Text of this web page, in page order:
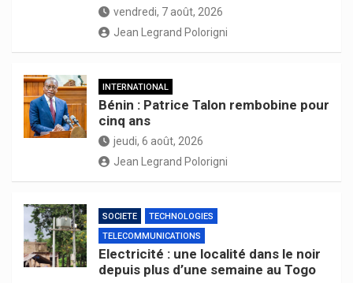
vendredi, 7 août, 2026
Jean Legrand Polorigni
INTERNATIONAL
Bénin : Patrice Talon rembobine pour
cinq ans
jeudi, 6 août, 2026
Jean Legrand Polorigni
SOCIETE
TECHNOLOGIES
TELECOMMUNICATIONS
Electricité : une localité dans le noir
depuis plus d’une semaine au Togo